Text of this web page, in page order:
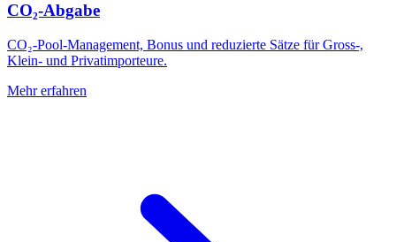
CO₂-Abgabe
CO₂-Pool-Management, Bonus und reduzierte Sätze für Gross-,
Klein- und Privatimporteure.
Mehr erfahren